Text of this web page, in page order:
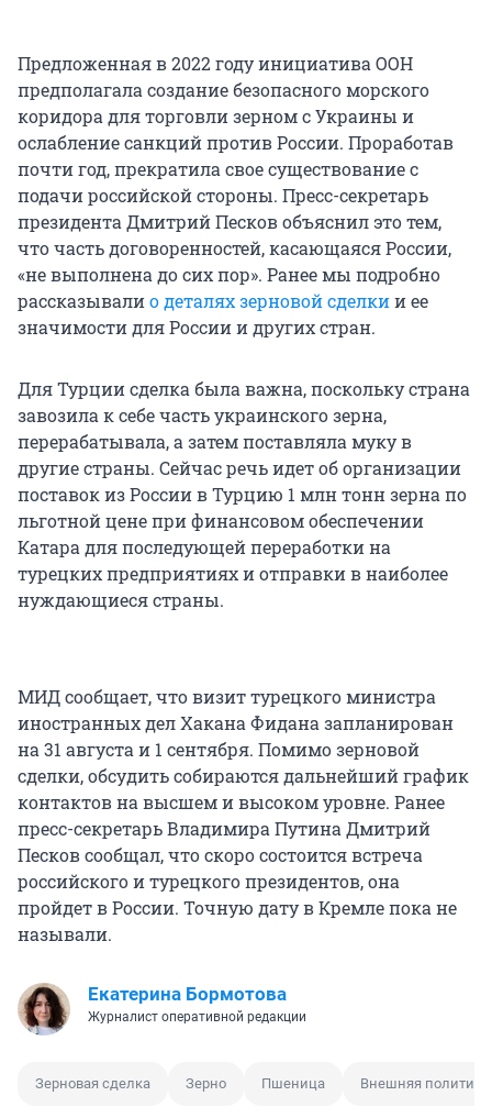
Предложенная в 2022 году инициатива ООН
предполагала создание безопасного морского
коридора для торговли зерном с Украины и
ослабление санкций против России. Проработав
почти год, прекратила свое существование с
подачи российской стороны. Пресс-секретарь
президента Дмитрий Песков объяснил это тем,
что часть договоренностей, касающаяся России,
«не выполнена до сих пор». Ранее мы подробно
рассказывалио деталях зерновой сделкии ее
значимости для России и других стран.
Для Турции сделка была важна, поскольку страна
завозила к себе часть украинского зерна,
перерабатывала, а затем поставляла муку в
другие страны. Сейчас речь идет об организации
поставок из России в Турцию 1 млн тонн зерна по
льготной цене при финансовом обеспечении
Катара для последующей переработки на
турецких предприятиях и отправки в наиболее
нуждающиеся страны.
МИД сообщает, что визит турецкого министра
иностранных дел Хакана Фидана запланирован
на 31 августа и 1 сентября. Помимо зерновой
сделки, обсудить собираются дальнейший график
контактов на высшем и высоком уровне. Ранее
пресс-секретарь Владимира Путина Дмитрий
Песков сообщал, что скоро состоится встреча
российского и турецкого президентов, она
пройдет в России. Точную дату в Кремле пока не
называли.
Екатерина Бормотова
Журналист оперативной редакции
Зерновая сделка Зерно Пшеница Внешняя политика